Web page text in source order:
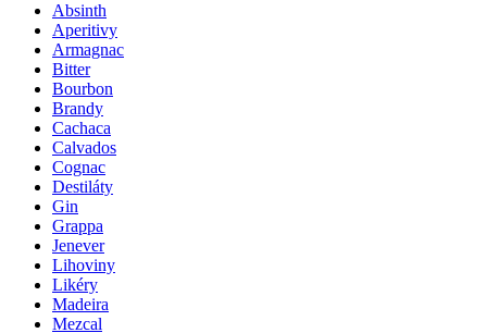
Absinth
Aperitivy
Armagnac
Bitter
Bourbon
Brandy
Cachaca
Calvados
Cognac
Destiláty
Gin
Grappa
Jenever
Lihoviny
Likéry
Madeira
Mezcal